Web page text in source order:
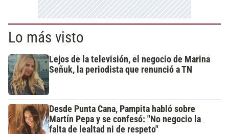
Lo más visto
Lejos de la televisión, el negocio de Marina
Señuk, la periodista que renunció a TN
Desde Punta Cana, Pampita habló sobre
Martín Pepa y se confesó: "No negocio la
falta de lealtad ni de respeto"